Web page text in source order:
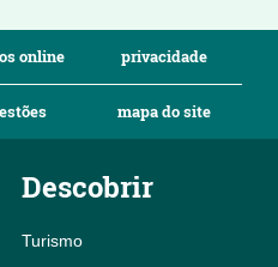
online privacidade
mapa do site
Descobrir
Turismo